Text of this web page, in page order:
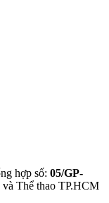
hợp số: 05/GP-
Thể thao TP.HCM